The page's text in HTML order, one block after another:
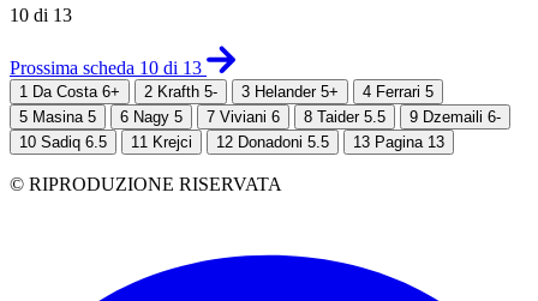
10 di 13
Prossima scheda 10 di 13
1 Da Costa 6+ 2 Krafth 5- 3 Helander 5+ 4 Ferrari 5
5 Masina 5 6 Nagy 5 7 Viviani 6 8 Taider 5.5 9 Dzemaili 6-
10 Sadiq 6.5 11 Krejci 12 Donadoni 5.5 13 Pagina 13
© RIPRODUZIONE RISERVATA